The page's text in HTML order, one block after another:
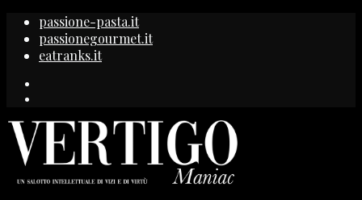
passione-pasta.it
passionegourmet.it
eatranks.it